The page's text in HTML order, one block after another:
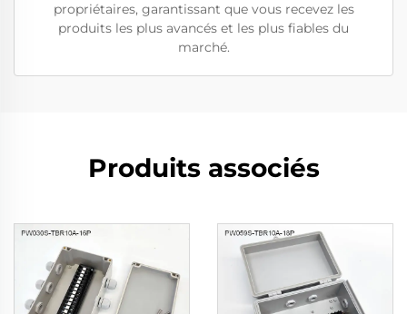
propriétaires, garantissant que vous recevez les
produits les plus avancés et les plus fiables du
marché.
Produits associés